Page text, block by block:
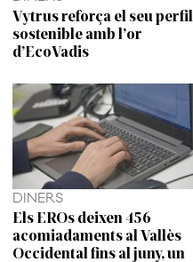
Vytrus reforça el seu perfil
sostenible amb l’or
d’EcoVadis
DINERS
Els EROs deixen 456
acomiadaments al Vallès
Occidental fins al juny, un